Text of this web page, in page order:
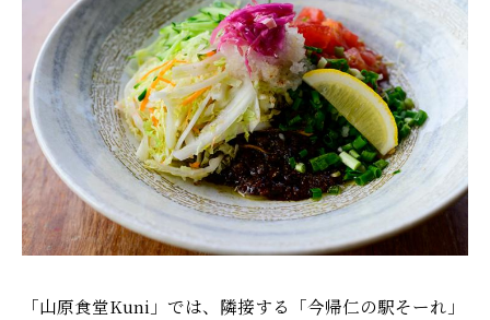
「山原食堂Kuni」では、隣接する「今帰仁の駅そーれ」